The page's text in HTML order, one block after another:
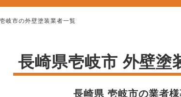
壱岐市の外壁塗装業者一覧
長崎県壱岐市 外壁塗
長崎県 壱岐市の業者